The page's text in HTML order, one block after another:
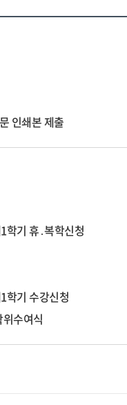
인쇄본 제출
학기 휴․복학신청
학기 수강신청
수여식